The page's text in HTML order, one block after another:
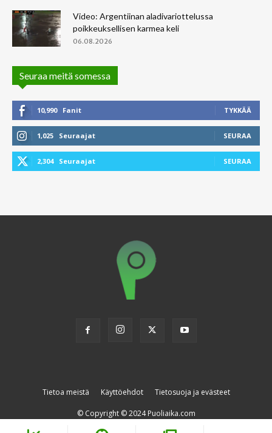
Video: Argentiinan aladivariottelussa
poikkeuksellisen karmea keli
06.08.2026
Seuraa meitä somessa
10,990 Fanit TYKKÄÄ
1,025 Seuraajat SEURAA
2,304 Seuraajat SEURAA
Tietoa meistä Käyttöehdot Tietosuoja ja evästeet
© Copyright © 2024 Puoliaika.com